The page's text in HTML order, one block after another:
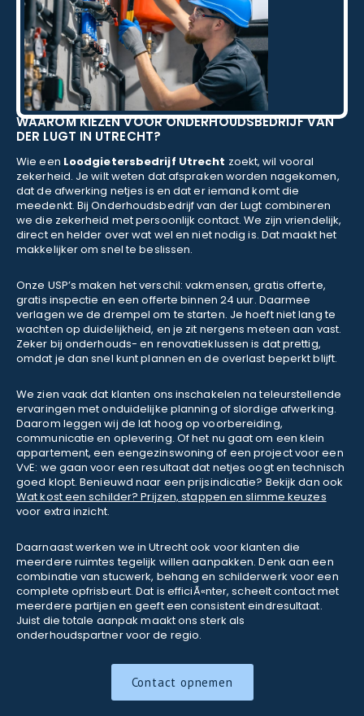
WAAROM KIEZEN VOOR ONDERHOUDSBEDRIJF VAN
DER LUGT IN UTRECHT?
Wie een Loodgietersbedrijf Utrecht zoekt, wil vooral
zekerheid. Je wilt weten dat afspraken worden nagekomen,
dat de afwerking netjes is en dat er iemand komt die
meedenkt. Bij Onderhoudsbedrijf van der Lugt combineren
we die zekerheid met persoonlijk contact. We zijn vriendelijk,
direct en helder over wat wel en niet nodig is. Dat maakt het
makkelijker om snel te beslissen.
Onze USP’s maken het verschil: vakmensen, gratis offerte,
gratis inspectie en een offerte binnen 24 uur. Daarmee
verlagen we de drempel om te starten. Je hoeft niet lang te
wachten op duidelijkheid, en je zit nergens meteen aan vast.
Zeker bij onderhouds- en renovatieklussen is dat prettig,
omdat je dan snel kunt plannen en de overlast beperkt blijft.
We zien vaak dat klanten ons inschakelen na teleurstellende
ervaringen met onduidelijke planning of slordige afwerking.
Daarom leggen wij de lat hoog op voorbereiding,
communicatie en oplevering. Of het nu gaat om een klein
appartement, een eengezinswoning of een project voor een
VvE: we gaan voor een resultaat dat netjes oogt en technisch
goed klopt. Benieuwd naar een prijsindicatie? Bekijk dan ook
Wat kost een schilder? Prijzen, stappen en slimme keuzes
voor extra inzicht.
Daarnaast werken we in Utrecht ook voor klanten die
meerdere ruimtes tegelijk willen aanpakken. Denk aan een
combinatie van stucwerk, behang en schilderwerk voor een
complete opfrisbeurt. Dat is efficiÃ«nter, scheelt contact met
meerdere partijen en geeft een consistent eindresultaat.
Juist die totale aanpak maakt ons sterk als
onderhoudspartner voor de regio.
Contact opnemen